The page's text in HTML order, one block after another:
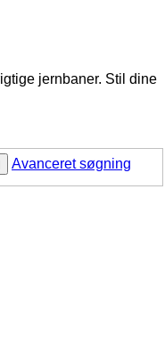
jernbaner. Stil dine
Avanceret søgning